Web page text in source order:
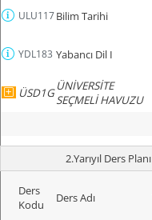
ULU117Bilim Tarihi
YDL183 Yabancı Dil I
ÜSD1G ÜNİVERSİTE
SEÇMELİ HAVUZU
2.Yarıyıl Ders Planı
Ders
Kodu
Ders Adı